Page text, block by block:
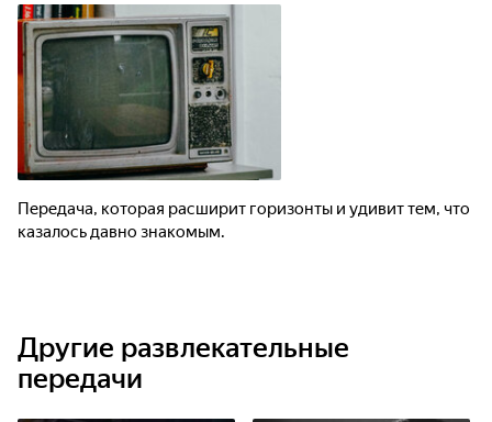
Передача, которая расширит горизонты и удивит тем, что
казалось давно знакомым.
Другие развлекательные
передачи